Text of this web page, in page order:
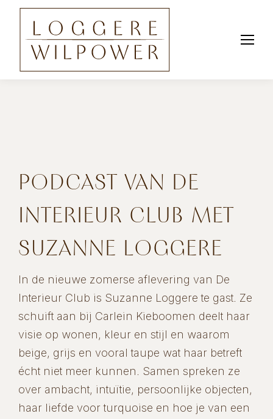
PODCAST VAN DE
INTERIEUR CLUB MET
SUZANNE LOGGERE
In de nieuwe zomerse aflevering van De
Interieur Club is Suzanne Loggere te gast. Ze
schuift aan bij Carlein Kieboomen deelt haar
visie op wonen, kleur en stijl en waarom
beige, grijs en vooral taupe wat haar betreft
écht niet meer kunnen. Samen spreken ze
over ambacht, intuïtie, persoonlijke objecten,
haar liefde voor turquoise en hoe je van een